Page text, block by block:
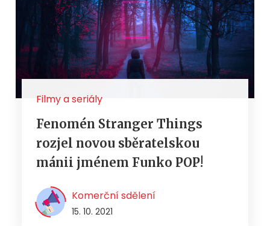
Filmy a seriály
Fenomén Stranger Things
rozjel novou sběratelskou
mánii jménem Funko POP!
Komerční sdělení
15. 10. 2021